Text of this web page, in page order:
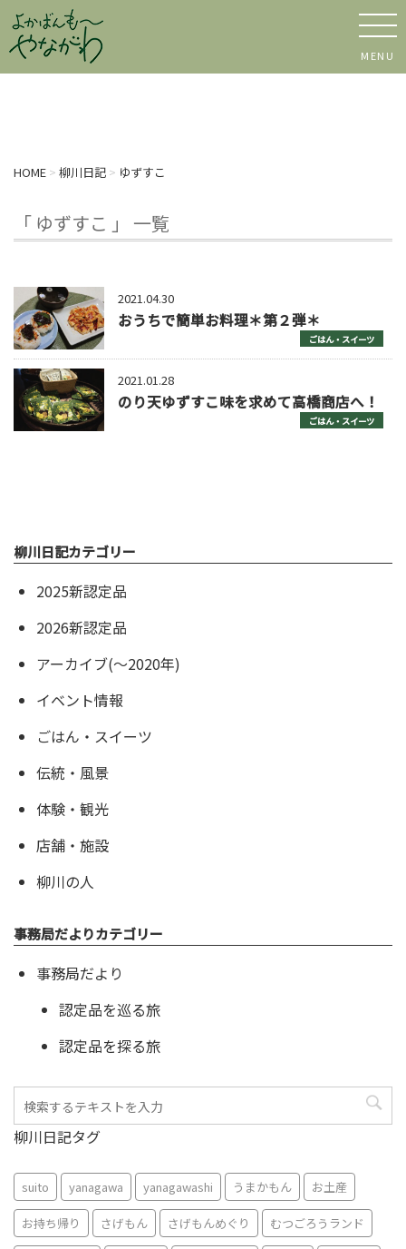
MENU
HOME > 柳川日記 > ゆずすこ
「 ゆずすこ 」 一覧
2021.04.30
おうちで簡単お料理＊第２弾＊
ごはん・スイーツ
2021.01.28
のり天ゆずすこ味を求めて高橋商店へ！
ごはん・スイーツ
柳川日記カテゴリー
2025新認定品
2026新認定品
アーカイブ(〜2020年)
イベント情報
ごはん・スイーツ
伝統・風景
体験・観光
店舗・施設
柳川の人
事務局だよりカテゴリー
事務局だより
認定品を巡る旅
認定品を探る旅
柳川日記タグ
suito yanagawa yanagawashi うまかもん お土産
お持ち帰り さげもん さげもんめぐり むつごろうランド